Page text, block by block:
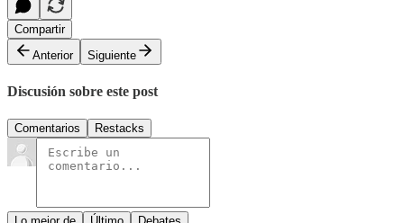
Compartir
Anterior
Siguiente
Discusión sobre este post
Comentarios Restacks